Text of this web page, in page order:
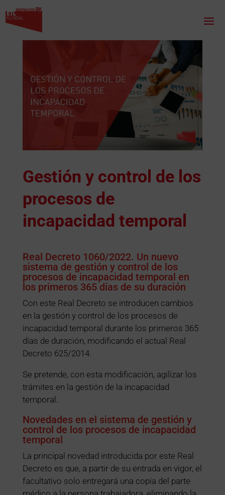
Gestión y control de los
procesos de
incapacidad temporal
Real Decreto 1060/2022. Un nuevo
sistema de gestión y control de los
procesos de incapacidad temporal en
los primeros 365 días de su duración
Con este Real Decreto se introducen cambios
en la gestión y control de los procesos de
incapacidad temporal durante los primeros 365
días de duración, modificando el actual Real
Decreto 625/2014.
Se pretende, con esta modificación, agilizar los
trámites en la gestión de la incapacidad
temporal.
Novedades en el sistema de gestión y
control de los procesos de incapacidad
temporal
La principal novedad introducida por este Real
Decreto es que, a partir de su entrada en vigor, el
facultativo solo entregará una copia del parte